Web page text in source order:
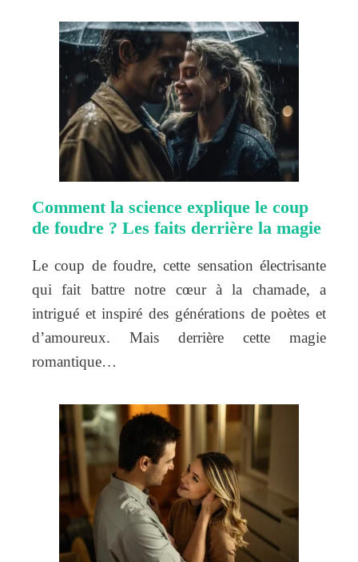
Comment la science explique le coup
de foudre ? Les faits derrière la magie
Le coup de foudre, cette sensation électrisante
qui fait battre notre cœur à la chamade, a
intrigué et inspiré des générations de poètes et
d’amoureux. Mais derrière cette magie
romantique…